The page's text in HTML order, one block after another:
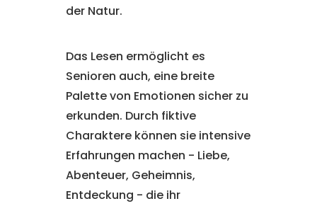
der Natur.
Das Lesen ermöglicht es
Senioren auch, eine breite
Palette von Emotionen sicher zu
erkunden. Durch fiktive
Charaktere können sie intensive
Erfahrungen machen - Liebe,
Abenteuer, Geheimnis,
Entdeckung - die ihr